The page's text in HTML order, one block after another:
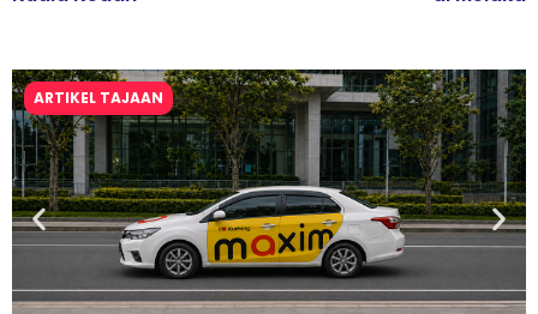
ARTIKEL TAJAAN